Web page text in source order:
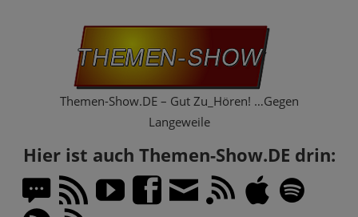
Themen-Show.DE – Gut Zu_Hören! …Gegen
Langeweile
Hier ist auch Themen-Show.DE drin: